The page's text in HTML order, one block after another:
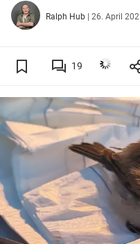
Ralph Hub | 26. April
19